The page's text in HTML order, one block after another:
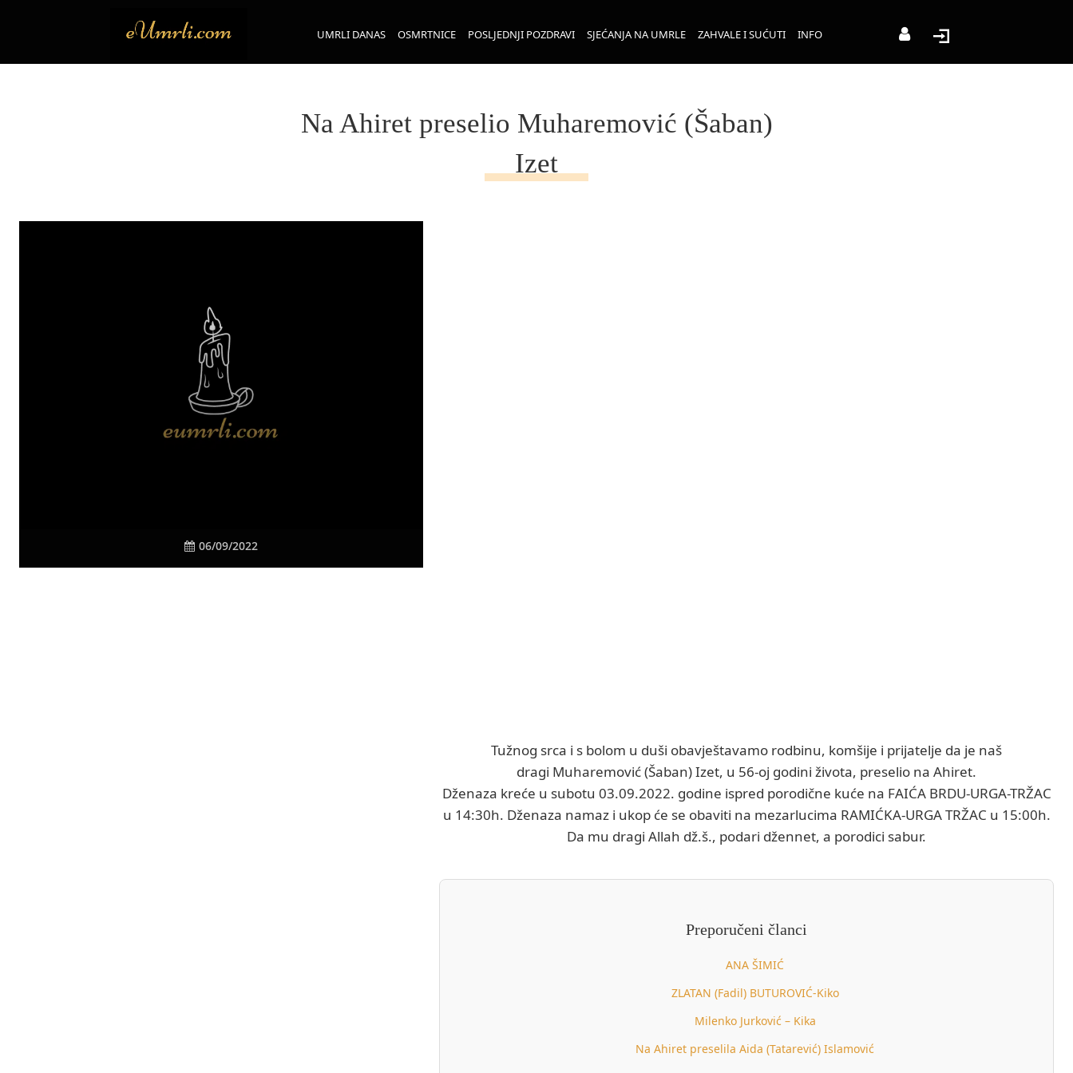
UMRLI DANAS OSMRTNICE POSLJEDNJI POZDRAVI SJEĆANJA NA UMRLE ZAHVALE I SUĆUTI INFO
Na Ahiret preselio Muharemović (Šaban)
Izet
06/09/2022
Tužnog srca i s bolom u duši obavještavamo rodbinu, komšije i prijatelje da je naš
dragi Muharemović (Šaban) Izet, u 56-oj godini života, preselio na Ahiret.
Dženaza kreće u subotu 03.09.2022. godine ispred porodične kuće na FAIĆA BRDU-URGA-TRŽAC
u 14:30h. Dženaza namaz i ukop će se obaviti na mezarlucima RAMIĆKA-URGA TRŽAC u 15:00h.
Da mu dragi Allah dž.š., podari džennet, a porodici sabur.
Preporučeni članci
ANA ŠIMIĆ
ZLATAN (Fadil) BUTUROVIĆ-Kiko
Milenko Jurković – Kika
Na Ahiret preselila Aida (Tatarević) Islamović